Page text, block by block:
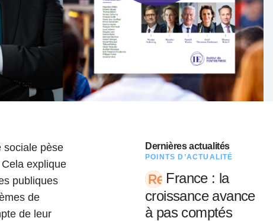
pour
et
la
sociale pèse
explique
publiques
de
de leur
Dernières actualités
POINTS D’ACTUALITÉ
France : la
croissance avance
à pas comptés